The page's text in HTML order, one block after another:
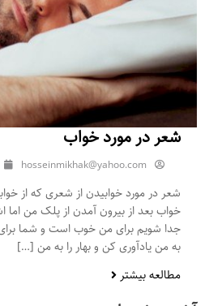
شعر در مورد خواب
hosseinmikhak@yahoo.com
شعر در مورد خوابیدن از شعری که از
خواب بعد از بیرون آمدن از پلک من
جدا شویم برای من خوب است و شما
به من یادآوری کن و بهار را به من […]
مطالعه بیشتر